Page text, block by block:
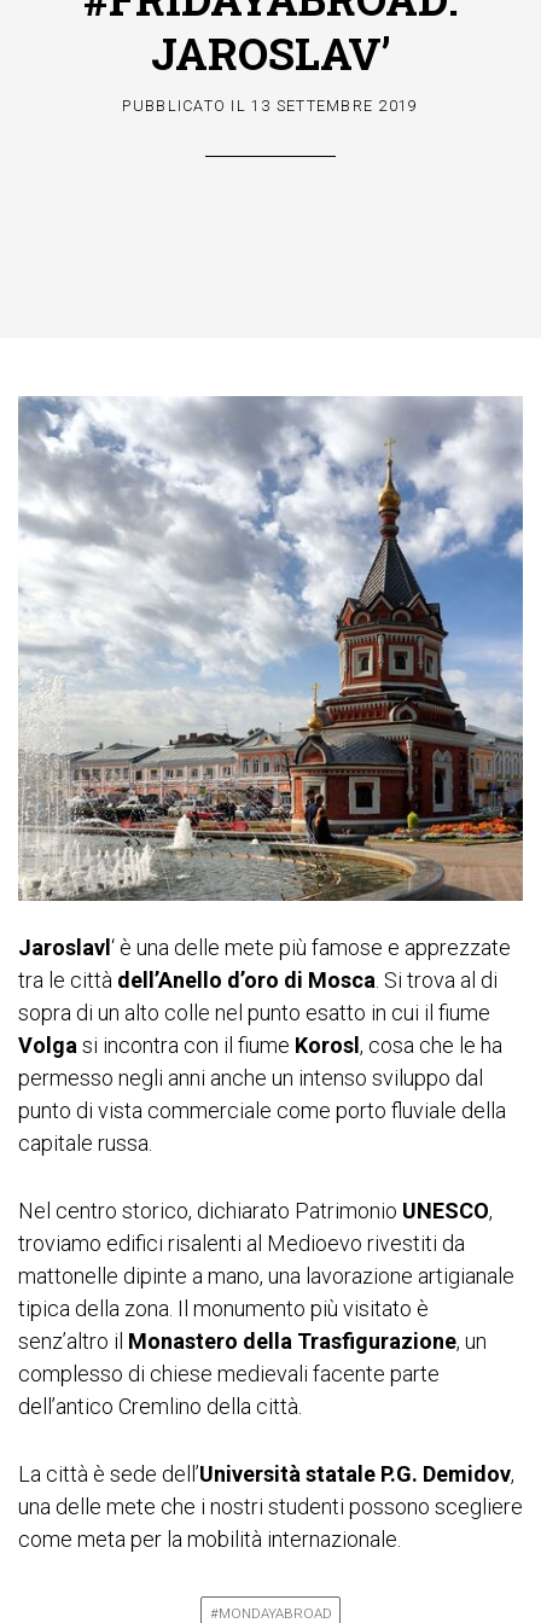
JAROSLAV’
PUBBLICATO IL13 SETTEMBRE 2019
Jaroslavl ‘ è una delle mete più famose e apprezzate
tra le città dell’Anello d’oro di Mosca. Si trova al di
sopra di un alto colle nel punto esatto in cui il fiume
Volgasi incontra con il fiume Korosl , cosa che le ha
permesso negli anni anche un intenso sviluppo dal
punto di vista commerciale come porto fluviale della
capitale russa.
Nel centro storico, dichiarato Patrimonio UNESCO,
troviamo edifici risalenti al Medioevo rivestiti da
mattonelle dipinte a mano, una lavorazione artigianale
tipica della zona. Il monumento più visitato è
senz’altro il Monastero della Trasfigurazione, un
complesso di chiese medievali facente parte
dell’antico Cremlino della città.
La città è sede dell’Università statale P.G. Demidov,
una delle mete che i nostri studenti possono scegliere
come meta per la mobilità internazionale.
#MONDAYABROAD